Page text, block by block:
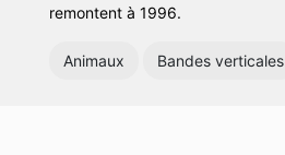
remontent à 1996.
Animaux Bandes verticales